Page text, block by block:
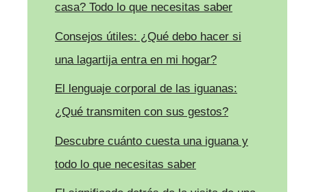
casa? Todo lo que necesitas saber
Consejos útiles: ¿Qué debo hacer si
una lagartija entra en mi hogar?
El lenguaje corporal de las iguanas:
¿Qué transmiten con sus gestos?
Descubre cuánto cuesta una iguana y
todo lo que necesitas saber